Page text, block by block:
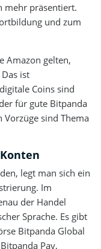
mehr präsentiert.
und zum
Amazon gelten,
ist
Coins sind
für gute Bitpanda
Vorzüge sind Thema
legt man sich ein
Im
der Handel
Sprache. Es gibt
Bitpanda Global
Pay,